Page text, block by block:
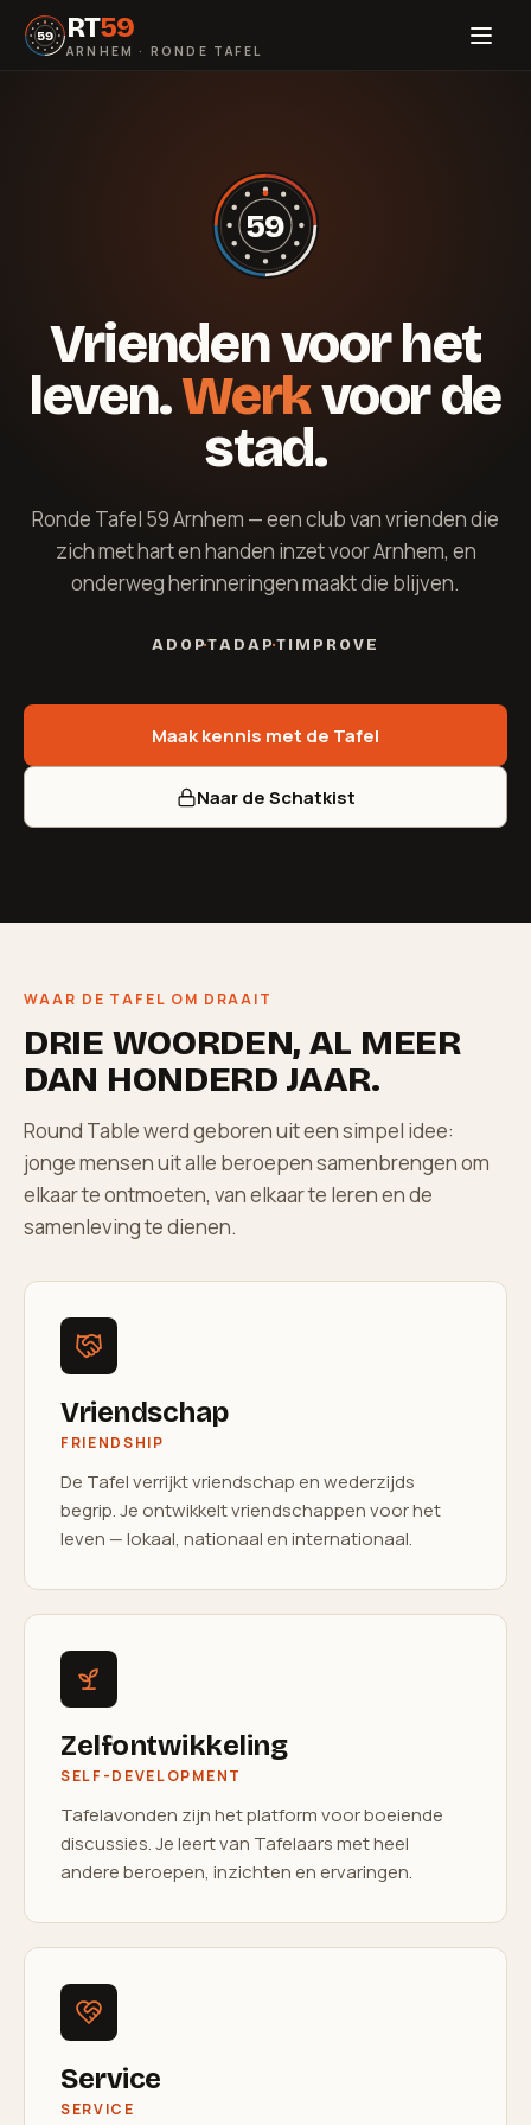
59 RT59
ARNHEM · RONDE TAFEL
59
Vrienden voor het
leven.Werkvoor de
stad.
Ronde Tafel 59 Arnhem — een club van vrienden die
zich met hart en handen inzet voor Arnhem, en
onderweg herinneringen maakt die blijven.
ADOPTADAPTIMPROVE
Maak kennis met de Tafel
Naar de Schatkist
WAAR DE TAFEL OM DRAAIT
DRIE WOORDEN, AL MEER
DAN HONDERD JAAR.
Round Table werd geboren uit een simpel idee:
jonge mensen uit alle beroepen samenbrengen om
elkaar te ontmoeten, van elkaar te leren en de
samenleving te dienen.
Vriendschap
FRIENDSHIP
De Tafel verrijkt vriendschap en wederzijds
begrip. Je ontwikkelt vriendschappen voor het
leven — lokaal, nationaal en internationaal.
Zelfontwikkeling
SELF-DEVELOPMENT
Tafelavonden zijn het platform voor boeiende
discussies. Je leert van Tafelaars met heel
andere beroepen, inzichten en ervaringen.
Service
SERVICE